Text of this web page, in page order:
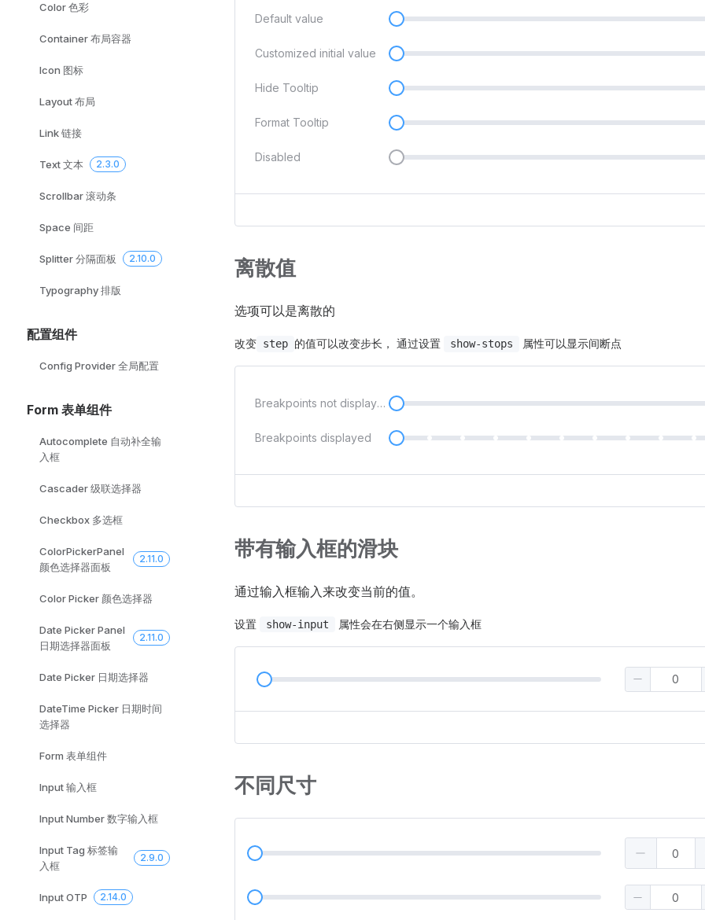
Color 色彩
Container 布局容器
Icon 图标
Layout 布局
Link 链接
Text 文本 2.3.0
Scrollbar 滚动条
Space 间距
Splitter 分隔面板 2.10.0
Typography 排版
配置组件
Config Provider 全局配置
Form 表单组件
Autocomplete 自动补全输
入框
Cascader 级联选择器
Checkbox 多选框
ColorPickerPanel
颜色选择器面板
2.11.0
Color Picker 颜色选择器
Date Picker Panel
日期选择器面板
2.11.0
Date Picker 日期选择器
DateTime Picker 日期时间
选择器
Form 表单组件
Input 输入框
Input Number 数字输入框
Input Tag 标签输
入框
2.9.0
Input OTP 2.14.0
Default value
Customized initial value
Hide Tooltip
Format Tooltip
Disabled
离散值
选项可以是离散的
改变 step 的值可以改变步长， 通过设置 show-stops 属性可以显示间断点
Breakpoints not displayed
Breakpoints displayed
带有输入框的滑块
通过输入框输入来改变当前的值。
设置 show-input 属性会在右侧显示一个输入框
不同尺寸